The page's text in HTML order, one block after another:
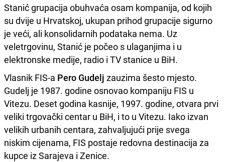
Stanić grupacija obuhvaća osam kompanija, od kojih
su dvije u Hrvatskoj, ukupan prihod grupacije sigurno
je veći, ali konsolidarnih podataka nema. Uz
veletrgovinu, Stanić je počeo s ulaganjima i u
elektronske medije, radio i TV stanice u BiH.
Vlasnik FIS-a Pero Gudelj zauzima šesto mjesto.
Gudelj je 1987. godine osnovao kompaniju FIS u
Vitezu. Deset godina kasnije, 1997. godine, otvara prvi
veliki trgovački centar u BiH, i to u Vitezu. Iako izvan
velikih urbanih centara, zahvaljujući prije svega
niskim cijenama, FIS postaje redovna destinacija za
kupce iz Sarajeva i Zenice.